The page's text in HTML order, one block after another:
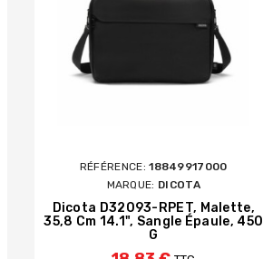
RÉFÉRENCE:18849917000
MARQUE: DICOTA
Dicota D32093-RPET, Malette,
35,8 Cm 14.1", Sangle Épaule, 450
G